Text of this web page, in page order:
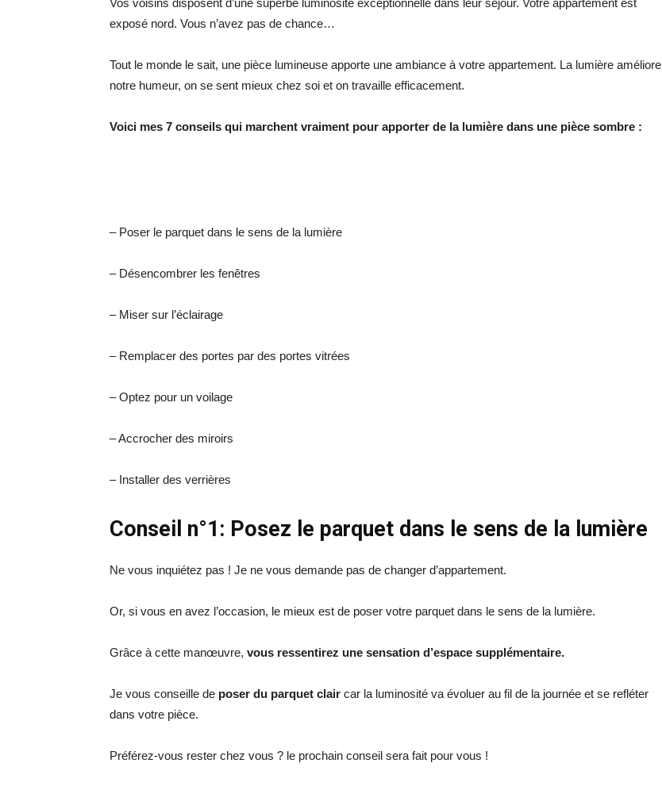
Vos voisins disposent d’une superbe luminosité exceptionnelle dans leur séjour. Votre appartement est
exposé nord. Vous n’avez pas de chance…
Tout le monde le sait, une pièce lumineuse apporte une ambiance à votre appartement. La lumière améliore
notre humeur, on se sent mieux chez soi et on travaille efficacement.
Voici mes 7 conseils qui marchent vraiment pour apporter de la lumière dans une pièce sombre :
– Poser le parquet dans le sens de la lumière
– Désencombrer les fenêtres
– Miser sur l’éclairage
– Remplacer des portes par des portes vitrées
– Optez pour un voilage
– Accrocher des miroirs
– Installer des verrières
Conseil n°1: Posez le parquet dans le sens de la lumière
Ne vous inquiétez pas ! Je ne vous demande pas de changer d’appartement.
Or, si vous en avez l’occasion, le mieux est de poser votre parquet dans le sens de la lumière.
Grâce à cette manœuvre, vous ressentirez une sensation d’espace supplémentaire.
Je vous conseille de poser du parquet clair car la luminosité va évoluer au fil de la journée et se refléter
dans votre pièce.
Préférez-vous rester chez vous ? le prochain conseil sera fait pour vous !